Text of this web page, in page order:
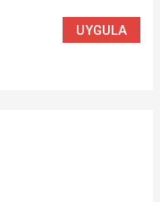
UYGULA